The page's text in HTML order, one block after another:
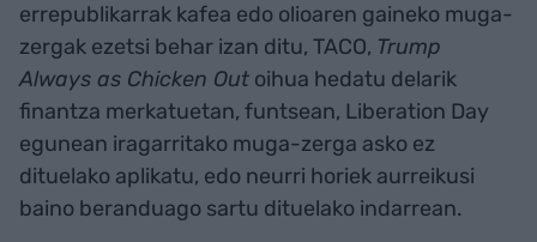
errepublikarrak kafea edo olioaren gaineko muga-
zergak ezetsi behar izan ditu, TACO, Trump
Always as Chicken Out oihua hedatu delarik
finantza merkatuetan, funtsean, Liberation Day
egunean iragarritako muga-zerga asko ez
dituelako aplikatu, edo neurri horiek aurreikusi
baino beranduago sartu dituelako indarrean.